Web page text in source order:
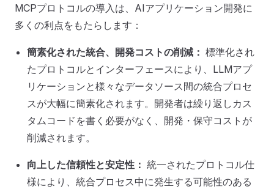
MCPプロトコルの導入は、AIアプリケーション開発に
多くの利点をもたらします：
簡素化された統合、開発コストの削減： 標準化され
たプロトコルとインターフェースにより、LLMアプ
リケーションと様々なデータソース間の統合プロセ
スが大幅に簡素化されます。開発者は繰り返しカス
タムコードを書く必要がなく、開発・保守コストが
削減されます。
向上した信頼性と安定性： 統一されたプロトコル仕
様により、統合プロセス中に発生する可能性のある